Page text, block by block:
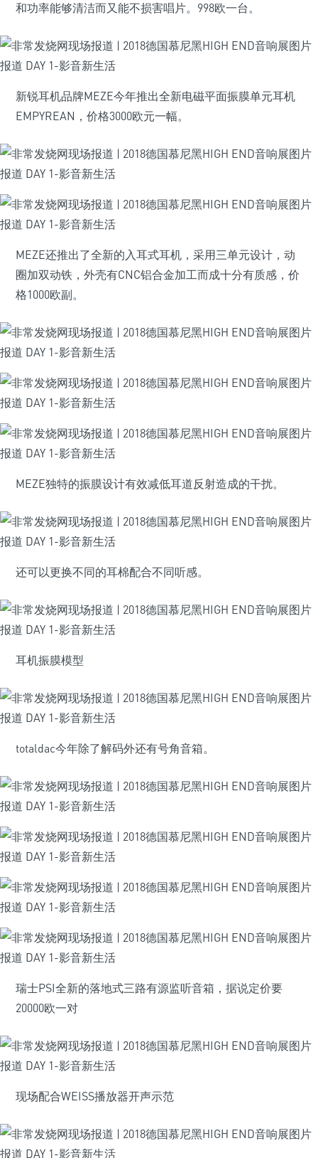
和功率能够清洁而又能不损害唱片。998欧一台。
新锐耳机品牌MEZE今年推出全新电磁平面振膜单元耳机
EMPYREAN，价格3000欧元一幅。
MEZE还推出了全新的入耳式耳机，采用三单元设计，动
圈加双动铁，外壳有CNC铝合金加工而成十分有质感，价
格1000欧副。
MEZE独特的振膜设计有效减低耳道反射造成的干扰。
还可以更换不同的耳棉配合不同听感。
耳机振膜模型
totaldac今年除了解码外还有号角音箱。
瑞士PSI全新的落地式三路有源监听音箱，据说定价要
20000欧一对
现场配合WEISS播放器开声示范